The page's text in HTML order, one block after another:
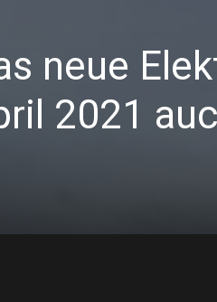
neue
2021